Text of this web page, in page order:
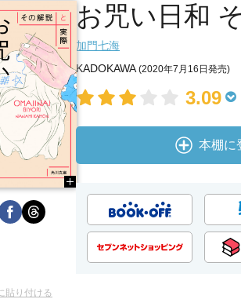
お咒い日和
加門七海
KADOKAWA(2020年7月16日発売)
3.09
本棚に
貼り付ける